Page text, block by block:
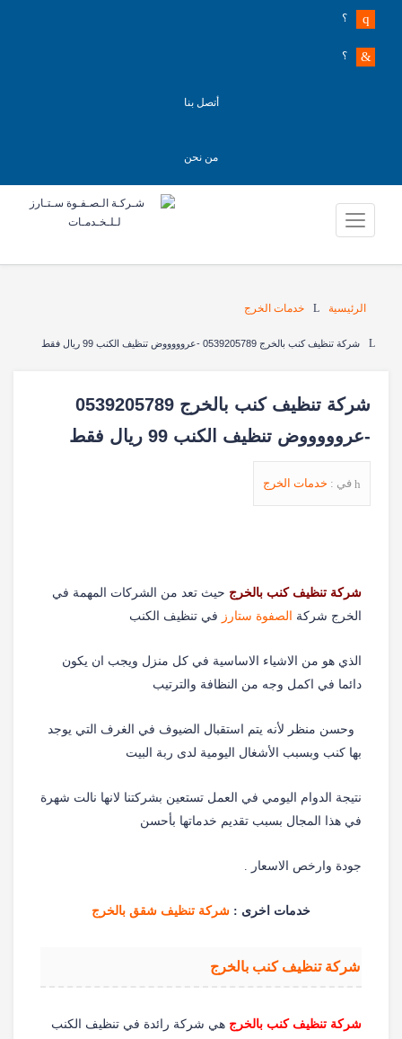
؟
أتصل بنا
من نحن
الرئيسية خدمات الخرج
شركة تنظيف كنب بالخرج 0539205789 -عروووووض تنظيف الكنب 99 ريال فقط
شركة تنظيف كنب بالخرج 0539205789
-عروووووض تنظيف الكنب 99 ريال فقط
في : خدمات الخرج
شركة تنظيف كنب بالخرج حيث تعد من الشركات المهمة في
الخرج شركة الصفوة ستارز في تنظيف الكنب
الذي هو من الاشياء الاساسية في كل منزل ويجب ان يكون
دائما في اكمل وجه من النظافة والترتيب
وحسن منظر لأنه يتم استقبال الضيوف في الغرف التي يوجد
بها كنب وبسبب الأشغال اليومية لدى ربة البيت
نتيجة الدوام اليومي في العمل تستعين بشركتنا لانها نالت شهرة
في هذا المجال بسبب تقديم خدماتها بأحسن
جودة وارخص الاسعار .
خدمات اخرى : شركة تنظيف شقق بالخرج
شركة تنظيف كنب بالخرج
شركة تنظيف كنب بالخرج هي شركة رائدة في تنظيف الكنب